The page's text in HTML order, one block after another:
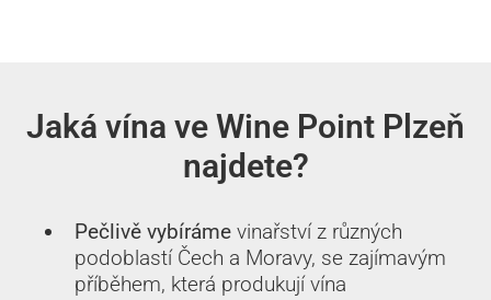
Jaká vína ve Wine Point Plzeň
najdete?
Pečlivě vybírámevinařství z různých
podoblastí Čech a Moravy, se zajímavým
příběhem, která produkují vína